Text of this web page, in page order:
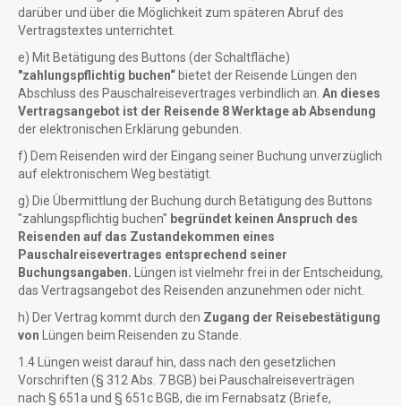
darüber und über die Möglichkeit zum späteren Abruf des
Vertragstextes unterrichtet.
e) Mit Betätigung des Buttons (der Schaltfläche)
"zahlungspflichtig buchen“ bietet der Reisende Lüngen den
Abschluss des Pauschalreisevertrages verbindlich an. An dieses
Vertragsangebot ist der Reisende 8 Werktage ab Absendung
der elektronischen Erklärung gebunden.
f) Dem Reisenden wird der Eingang seiner Buchung unverzüglich
auf elektronischem Weg bestätigt.
g) Die Übermittlung der Buchung durch Betätigung des Buttons
"zahlungspflichtig buchen" begründet keinen Anspruch des
Reisenden auf das Zustandekommen eines
Pauschalreisevertrages entsprechend seiner
Buchungsangaben. Lüngen ist vielmehr frei in der Entscheidung,
das Vertragsangebot des Reisenden anzunehmen oder nicht.
h) Der Vertrag kommt durch den Zugang der Reisebestätigung
von
Lüngen beim Reisenden zu Stande.
1.4 Lüngen weist darauf hin, dass nach den gesetzlichen
Vorschriften (§ 312 Abs. 7 BGB) bei Pauschalreiseverträgen
nach § 651a und § 651c BGB, die im Fernabsatz (Briefe,